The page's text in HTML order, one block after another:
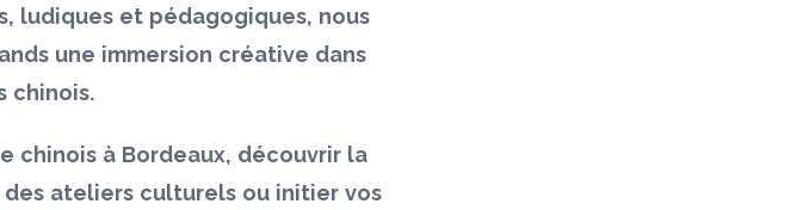
ludiques et pédagogiques, nous
une immersion créative dans
chinois.
chinois à Bordeaux, découvrir la
ateliers culturels ou initier vos